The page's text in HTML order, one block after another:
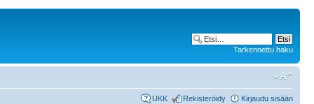
Tarkennettu haku
UKK Rekisteröidy Kirjaudu sisään